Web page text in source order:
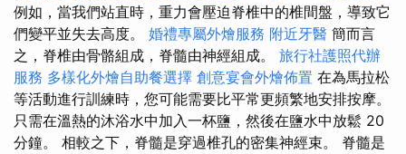
例如，當我們站直時，重力會壓迫脊椎中的椎間盤，導致它
們變平並失去高度。 婚禮專屬外燴服務 附近牙醫 簡而言
之，脊椎由骨骼組成，脊髓由神經組成。 旅行社護照代辦
服務 多樣化外燴自助餐選擇 創意宴會外燴佈置 在為馬拉松
等活動進行訓練時，您可能需要比平常更頻繁地安排按摩。
只需在溫熱的沐浴水中加入一杯鹽，然後在鹽水中放鬆 20
分鐘。 相較之下，脊髓是穿過椎孔的密集神經束。 脊髓是